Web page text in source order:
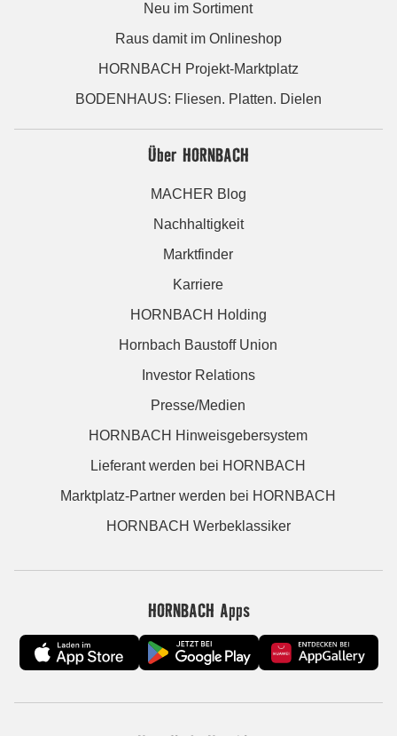
Neu im Sortiment
Raus damit im Onlineshop
HORNBACH Projekt-Marktplatz
BODENHAUS: Fliesen. Platten. Dielen
Über HORNBACH
MACHER Blog
Nachhaltigkeit
Marktfinder
Karriere
HORNBACH Holding
Hornbach Baustoff Union
Investor Relations
Presse/Medien
HORNBACH Hinweisgebersystem
Lieferant werden bei HORNBACH
Marktplatz-Partner werden bei HORNBACH
HORNBACH Werbeklassiker
HORNBACH Apps